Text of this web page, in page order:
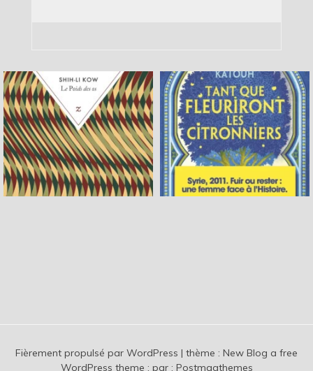
Fièrement propulsé par WordPress | thème : New Blog a free
WordPress theme : par : Postmagthemes